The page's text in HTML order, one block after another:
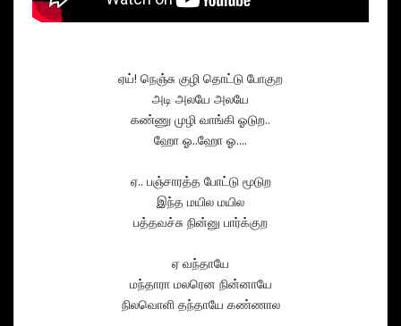
ஏய்! நெஞ்சு குழி தொட்டு போகுற
அடி அலயே அலயே
கண்ணு முழி வாங்கி ஓடுற..
ஹோ ஓ..ஹோ ஓ….
ஏ.. பஞ்சாரத்த போட்டு மூடுற
இந்த மயில மயில
பத்தவச்சு நின்னு பார்க்குற
ஏ வந்தாயே
மந்தாரா மலரென நின்னாயே
நிலவொளி தந்தாயே கண்ணால